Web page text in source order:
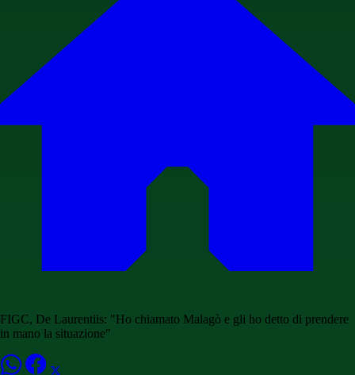
FIGC, De Laurentiis: "Ho chiamato Malagò e gli ho detto di prendere
in mano la situazione"